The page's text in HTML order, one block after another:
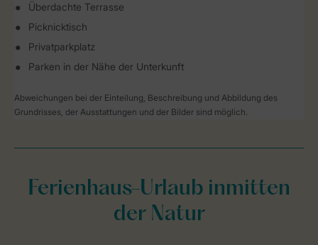
Überdachte Terrasse
Picknicktisch
Privatparkplatz
Parken in der Nähe der Unterkunft
Abweichungen bei der Einteilung, Beschreibung und Abbildung des
Grundrisses, der Ausstattungen und der Bilder sind möglich.
Ferienhaus-Urlaub inmitten
der Natur